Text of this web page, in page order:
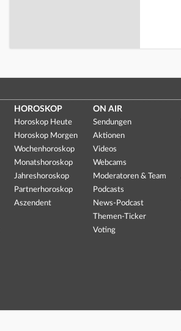
HOROSKOP
Horoskop Heute
Horoskop Morgen
Wochenhoroskop
Monatshoroskop
Jahreshoroskop
Partnerhoroskop
Aszendent
ON AIR
Sendungen
Aktionen
Videos
Webcams
Moderatoren & Team
Podcasts
News-Podcast
Themen-Ticker
Voting